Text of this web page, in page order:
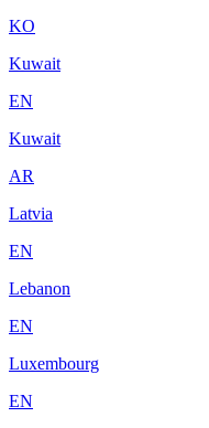
KO
Kuwait
EN
Kuwait
AR
Latvia
EN
Lebanon
EN
Luxembourg
EN